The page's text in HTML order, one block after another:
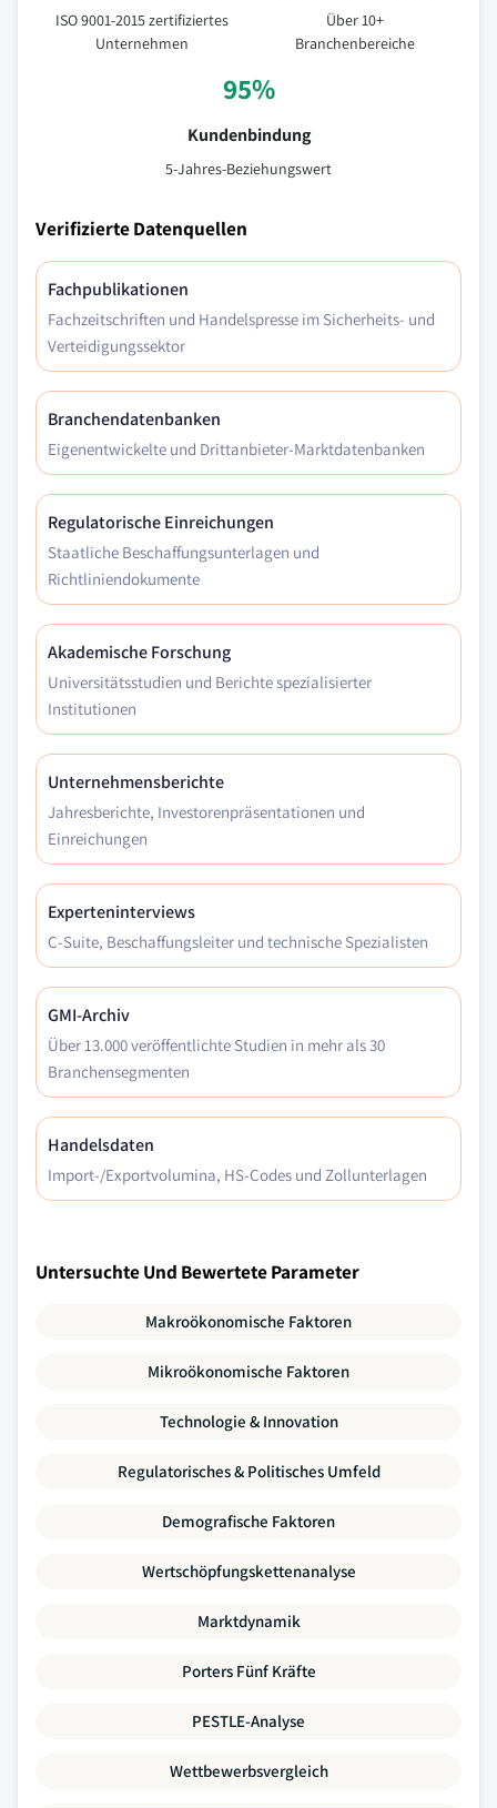
ISO 9001-2015 zertifiziertes
Unternehmen
Über 10+
Branchenbereiche
95%
Kundenbindung
5-Jahres-Beziehungswert
Verifizierte Datenquellen
Fachpublikationen
Fachzeitschriften und Handelspresse im Sicherheits- und
Verteidigungssektor
Branchendatenbanken
Eigenentwickelte und Drittanbieter-Marktdatenbanken
Regulatorische Einreichungen
Staatliche Beschaffungsunterlagen und
Richtliniendokumente
Akademische Forschung
Universitätsstudien und Berichte spezialisierter
Institutionen
Unternehmensberichte
Jahresberichte, Investorenpräsentationen und
Einreichungen
Experteninterviews
C-Suite, Beschaffungsleiter und technische Spezialisten
GMI-Archiv
Über 13.000 veröffentlichte Studien in mehr als 30
Branchensegmenten
Handelsdaten
Import-/Exportvolumina, HS-Codes und Zollunterlagen
Untersuchte Und Bewertete Parameter
Makroökonomische Faktoren
Mikroökonomische Faktoren
Technologie & Innovation
Regulatorisches & Politisches Umfeld
Demografische Faktoren
Wertschöpfungskettenanalyse
Marktdynamik
Porters Fünf Kräfte
PESTLE-Analyse
Wettbewerbsvergleich